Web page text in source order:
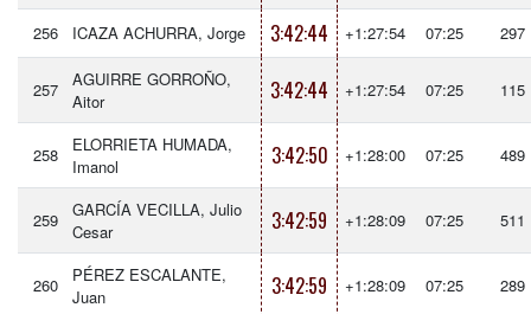
256 ICAZA ACHURRA, Jorge 3:42:44 +1:27:54 07:25 297
257
AGUIRRE GORROÑO,
Aitor
3:42:44 +1:27:54 07:25 115
258
ELORRIETA HUMADA,
Imanol
3:42:50 +1:28:00 07:25 489
259
GARCÍA VECILLA, Julio
Cesar
3:42:59 +1:28:09 07:25 511
260
PÉREZ ESCALANTE,
Juan
3:42:59 +1:28:09 07:25 289